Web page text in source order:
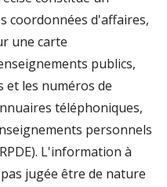
coordonnées d'affaires,
une carte
publics,
et les numéros de
téléphoniques,
personnels
L'information à
jugée être de nature